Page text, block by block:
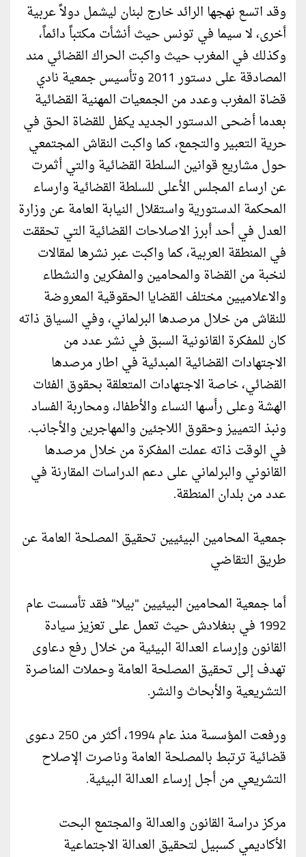
وقد اتسع نهجها الرائد خارج لبنان ليشمل دولاً عربية
أخرى، لا سيما في تونس حيث أنشأت مكتباً دائماً،
وكذلك في المغرب حيث واكبت الحراك القضائي مند
المصادقة على دستور 2011 وتأسيس جمعية نادي
قضاة المغرب وعدد من الجمعيات المهنية القضائية
بعدما أضحى الدستور الجديد يكفل للقضاة الحق في
حرية التعبير والتجمع، كما واكبت النقاش المجتمعي
حول مشاريع قوانين السلطة القضائية والتي أثمرت
عن ارساء المجلس الأعلى للسلطة القضائية وارساء
المحكمة الدستورية واستقلال النيابة العامة عن وزارة
العدل في أحد أبرز الاصلاحات القضائية التي تحققت
في المنطقة العربية، كما واكبت عبر نشرها لمقالات
لنخبة من القضاة والمحامين والمفكرين والنشطاء
والاعلاميين مختلف القضايا الحقوقية المعروضة
للنقاش من خلال مرصدها البرلماني، وفي السياق ذاته
كان للمفكرة القانونية السبق في نشر عدد من
الاجتهادات القضائية المبدئية في اطار مرصدها
القضائي، خاصة الاجتهادات المتعلقة بحقوق الفئات
الهشة وعلى رأسها النساء والأطفالـ، ومحاربة الفساد
ونبذ التمييز وحقوق اللاجئين والمهاجرين والأجانب.
في الوقت ذاته عملت المفكرة من خلال مرصدها
القانوني والبرلماني على دعم الدراسات المقارنة في
عدد من بلدان المنطقة.
جمعية المحامين البيئيين تحقيق المصلحة العامة عن
طريق التقاضي
أما جمعية المحامين البيئيين "بيلا" فقد تأسست عام
1992 في بنغلادش حيث تعمل على تعزيز سيادة
القانون وإرساء العدالة البيئية من خلال رفع دعاوى
تهدف إلى تحقيق المصلحة العامة وحملات المناصرة
التشريعية والأبحاث والنشر.
ورفعت المؤسسة منذ عام 1994، أكثر من 250 دعوى
قضائية ترتبط بالمصلحة العامة وناصرت الإصلاح
التشريعي من أجل إرساء العدالة البيئية.
مركز دراسة القانون والعدالة والمجتمع البحت
الأكاديمي كسبيل لتحقيق العدالة الاجتماعية